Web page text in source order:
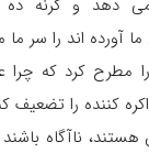
می دهد و گرنه ده
آورده اند را سر ما
مطرح کرد که چرا
کننده را تضعیف
ناآگاه باشند